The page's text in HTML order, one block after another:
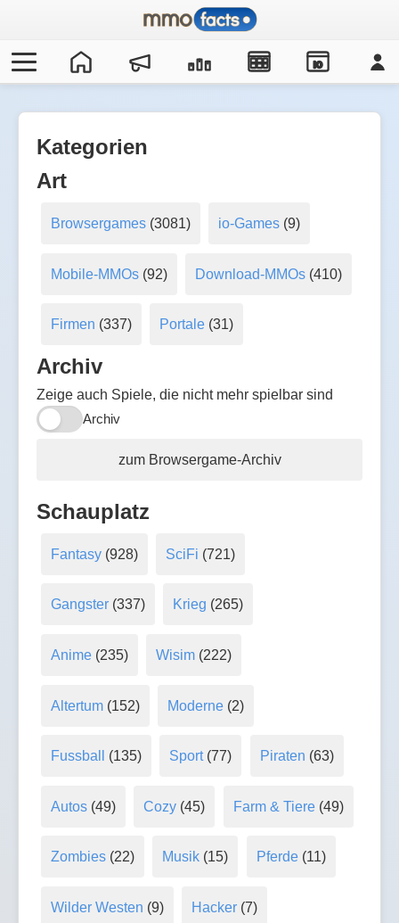
IO
Kategorien
Art
Browsergames(3081) io-Games (9)
Mobile-MMOs(92) Download-MMOs (410)
Firmen (337) Portale (31)
Archiv
Zeige auch Spiele, die nicht mehr spielbar sind
Archiv
zum Browsergame-Archiv
Schauplatz
Fantasy(928) SciFi (721)
Gangster(337) Krieg (265)
Anime(235) Wisim (222)
Altertum(152) Moderne (2)
Fussball (135) Sport(77) Piraten (63)
Autos(49) Cozy (45) Farm & Tiere(49)
Zombies(22) Musik (15) Pferde(11)
Wilder Westen (9) Hacker (7)